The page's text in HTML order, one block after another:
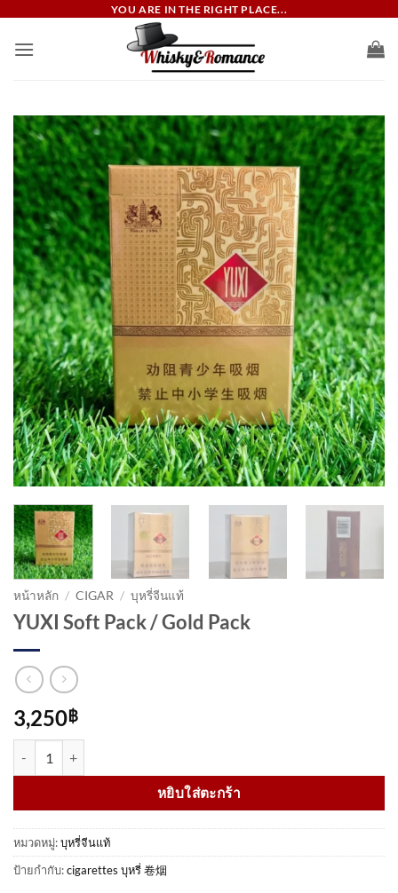
YOU ARE IN THE RIGHT PLACE...
หน้าหลัก / CIGAR / บุหรี่จีนแท้
YUXI Soft Pack / Gold Pack
3,250฿
หยิบใส่ตะกร้า
หมวดหมู่:บุหรี่จีนแท้
ป้ายกำกับ:cigarettes บุหรี่ 卷烟